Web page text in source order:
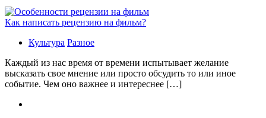
Как написать рецензию на фильм?
Культура Разное
Каждый из нас время от времени испытывает желание
высказать свое мнение или просто обсудить то или иное
событие. Чем оно важнее и интереснее […]